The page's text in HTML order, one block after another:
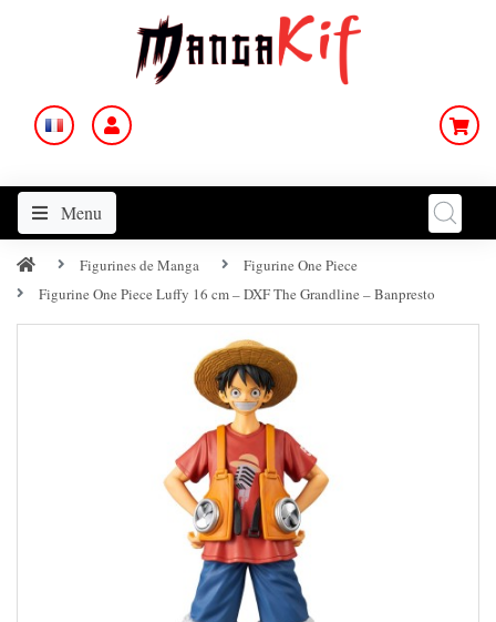
Menu
Figurines de Manga
Figurine One Piece
Figurine One Piece Luffy 16 cm – DXF The Grandline – Banpresto